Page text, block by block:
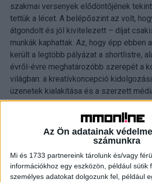
Az Ön adatainak
számunkra
Mi és 1733 partnereink tárolunk és/vagy
információkhoz egy eszközön, például sütik
személyes adatokat dolgozunk fel, például
szakmai versenyek elődöntőjének
tettük a lécet. A belépőszint az volt,
átgondolt és jól kivitelezett – díjat
munkák kaphattak. Az, hogy épp ebben
került a legtöbb pályázat a shortlistre,
évről-évre meghatározóbb szerepét a
világban: a kreatívkoncepció
üzenetek kialakítása és a szerzett
használata egyre inkább a PR-
társadalmi ügyek kezelésében is
hiszen ez egyre fontosabb terület a
hosszú távú építésében és
Szántó Balázs, a zsűri elnöke, a
partnere.